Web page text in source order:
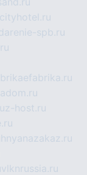
spb.ru
z-host.ru
vlknrussia.ru